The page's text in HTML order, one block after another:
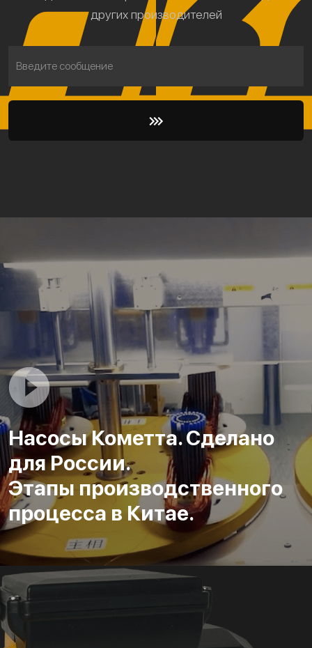
других производителей
Введите сообщение
Насосы Кометта. Сделано
для России.
Этапы производственного
процесса в Китае.